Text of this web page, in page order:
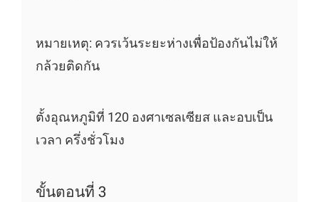
หมายเหตุ: ควรเว้นระยะห่างเพื่อป้องกันไม่ให้
กล้วยติดกัน
ตั้งอุณหภูมิที่ 120 องศาเซลเซียส และอบเป็น
เวลา ครึ่งชั่วโมง
ขั้นตอนที่ 3